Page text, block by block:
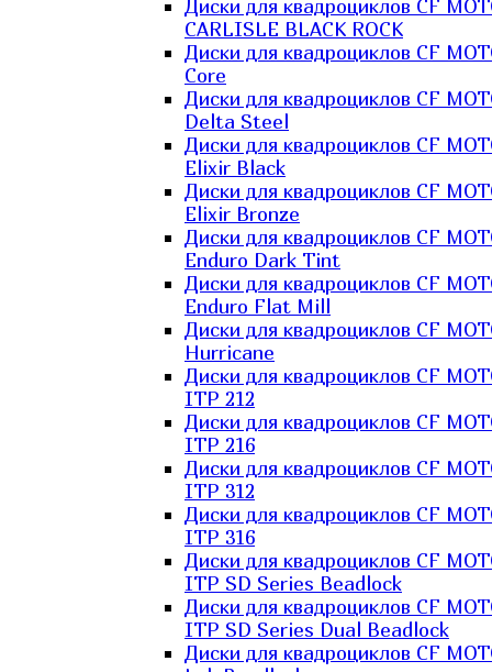
Диски для квадроциклов CF
CARLISLE BLACK ROCK
Диски для квадроциклов CF
Core
Диски для квадроциклов CF
Delta Steel
Диски для квадроциклов CF
Elixir Black
Диски для квадроциклов CF
Elixir Bronze
Диски для квадроциклов CF
Enduro Dark Tint
Диски для квадроциклов CF
Enduro Flat Mill
Диски для квадроциклов CF
Hurricane
Диски для квадроциклов CF
ITP 212
Диски для квадроциклов CF
ITP 216
Диски для квадроциклов CF
ITP 312
Диски для квадроциклов CF
ITP 316
Диски для квадроциклов CF
ITP SD Series Beadlock
Диски для квадроциклов CF
ITP SD Series Dual Beadlock
Диски для квадроциклов CF